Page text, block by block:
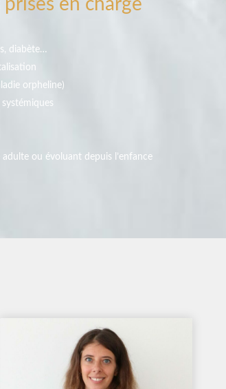
prises en charge
diabète…
orpheline)
ou évoluant depuis l’enfance